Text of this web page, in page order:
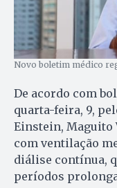
Novo boletim médico
De acordo com
quarta-feira, 9,
Einstein, Maguito
com ventilação
diálise contínua,
períodos